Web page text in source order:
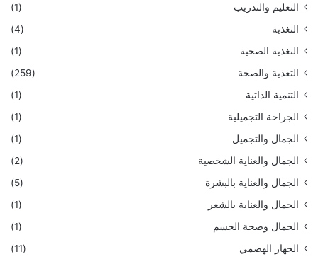
التعليم والتدريب
(1)
التغذية
(4)
التغذية الصحية
(1)
التغذية والصحة
(259)
التنمية الذاتية
(1)
الجراحة التجميلية
(1)
الجمال والتجميل
(1)
الجمال والعناية الشخصية
(2)
الجمال والعناية بالبشرة
(5)
الجمال والعناية بالشعر
(1)
الجمال وصحة الجسم
(1)
الجهاز الهضمي
(11)